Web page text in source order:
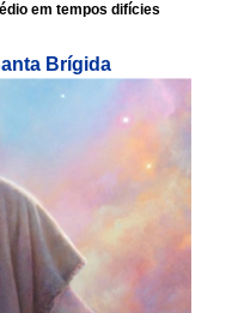
em tempos difícies
Brígida